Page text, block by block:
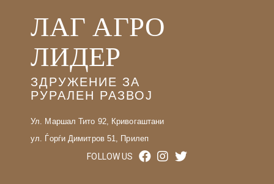
ЛАГ АГРО
ЛИДЕР
ЗДРУЖЕНИЕ ЗА
РУРАЛЕН РАЗВОЈ
Ул. Маршал Тито 92, Кривогаштани
ул. Ѓорѓи Димитров 51, Прилеп
FOLLOW US